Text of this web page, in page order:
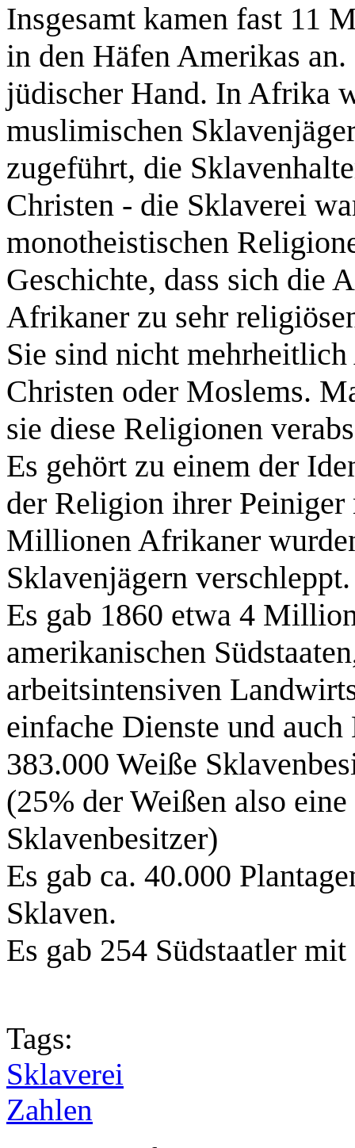
Insgesamt kamen fast 11
in den Häfen Amerikas
jüdischer Hand. In Afrika
muslimischen
zugeführt, die
Christen - die Sklaverei
monotheistischen
Geschichte, dass sich die
Afrikaner zu sehr
Sie sind nicht
Christen oder Moslems.
sie diese Religionen
Es gehört zu einem der
der Religion ihrer
Millionen Afrikaner
Sklavenjägern
Es gab 1860 etwa 4
amerikanischen
arbeitsintensiven
einfache Dienste und
383.000 Weiße
(25% der Weißen also
Sklavenbesitzer)
Es gab ca. 40.000
Sklaven.
Es gab 254 Südstaatler
Tags:
Sklaverei
Zahlen